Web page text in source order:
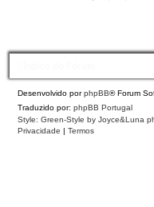
Desenvolvido porphpBB® Forum
Traduzido por: phpBB Portugal
Style: Green-Style by Joyce&Luna
Privacidade | Termos